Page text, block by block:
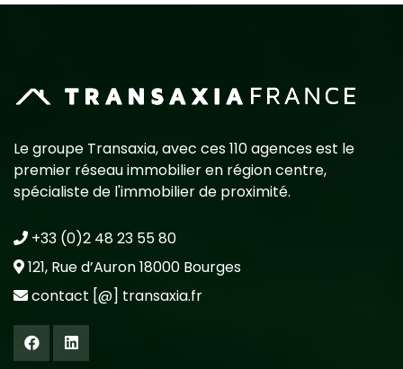
Le groupe Transaxia, avec ces 110 agences est le
premier réseau immobilier en région centre,
spécialiste de l'immobilier de proximité.
+33 (0)2 48 23 55 80
121, Rue d’Auron 18000 Bourges
contact [@] transaxia.fr